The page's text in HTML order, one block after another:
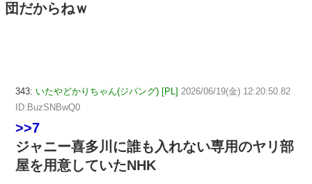
団だからねｗ
343: いたやどかりちゃん(ジパング) [PL] 2026/06/19(金) 12:20:50.82
ID:BuzSNBwQ0
>>7
ジャニー喜多川に誰も入れない専用のヤリ部
屋を用意していたNHK